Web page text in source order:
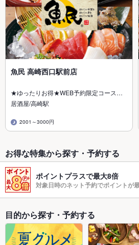
魚民 高崎西口駅前店
★ゆったりお得★WEB予約限定コース…
居酒屋/高崎駅
2001～3000円
お得な特集から探す・予約する
ポイントプラスで最大8倍
対象日時のネット予約でポイントが
目的から探す・予約する